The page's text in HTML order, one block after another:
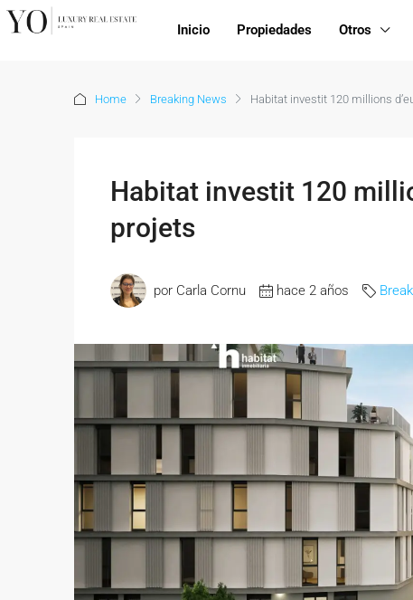
Inicio Propiedades Otros
Home Breaking News Habitat investit 120 millions
Habitat investit 120
projets
por Carla Cornu hace 2 años